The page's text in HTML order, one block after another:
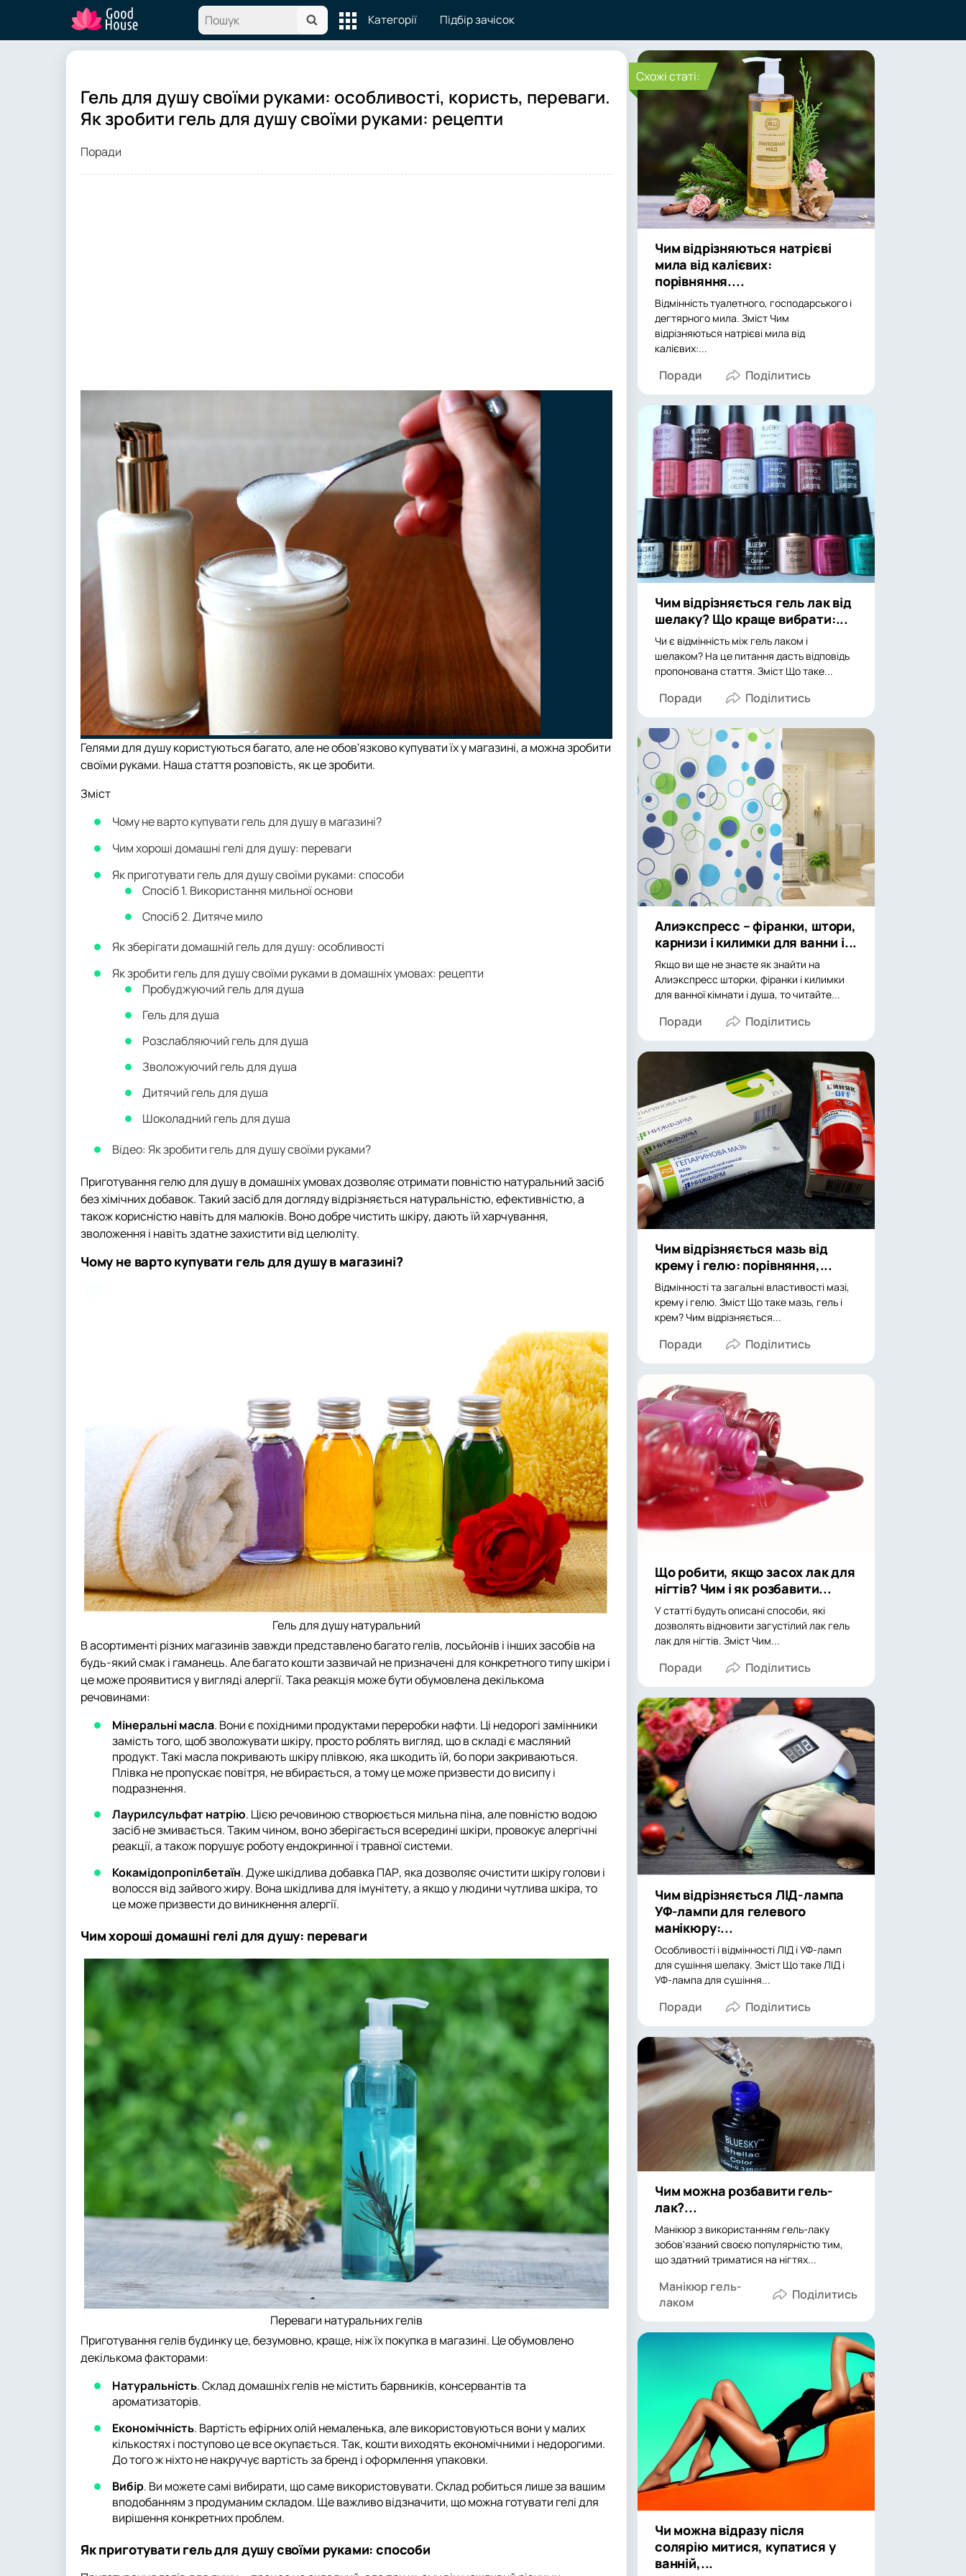
Категорії Підбір зачісок
Гель для душу своїми руками: особливості, користь, переваги.
Як зробити гель для душу своїми руками: рецепти
Поради
Гелями для душу користуються багато, але не обов'язково купувати їх у магазині, а можна зробити
своїми руками. Наша стаття розповість, як це зробити.
Зміст
Чому не варто купувати гель для душу в магазині?
Чим хороші домашні гелі для душу: переваги
Як приготувати гель для душу своїми руками: способи
Спосіб 1. Використання мильної основи
Спосіб 2. Дитяче мило
Як зберігати домашній гель для душу: особливості
Як зробити гель для душу своїми руками в домашніх умовах: рецепти
Пробуджуючий гель для душа
Гель для душа
Розслабляючий гель для душа
Зволожуючий гель для душа
Дитячий гель для душа
Шоколадний гель для душа
Відео: Як зробити гель для душу своїми руками?
Приготування гелю для душу в домашніх умовах дозволяє отримати повністю натуральний засіб
без хімічних добавок. Такий засіб для догляду відрізняється натуральністю, ефективністю, а
також корисністю навіть для малюків. Воно добре чистить шкіру, дають їй харчування,
зволоження і навіть здатне захистити від целюліту.
Чому не варто купувати гель для душу в магазині?
Гель для душу натуральний
В асортименті різних магазинів завжди представлено багато гелів, лосьйонів і інших засобів на
будь-який смак і гаманець. Але багато кошти зазвичай не призначені для конкретного типу шкіри і
це може проявитися у вигляді алергії. Така реакція може бути обумовлена декількома
речовинами:
Мінеральні масла. Вони є похідними продуктами переробки нафти. Ці недорогі замінники
замість того, щоб зволожувати шкіру, просто роблять вигляд, що в складі є масляний
продукт. Такі масла покривають шкіру плівкою, яка шкодить їй, бо пори закриваються.
Плівка не пропускає повітря, не вбирається, а тому це може призвести до висипу і
подразнення.
Лаурилсульфат натрію. Цією речовиною створюється мильна піна, але повністю водою
засіб не змивається. Таким чином, воно зберігається всередині шкіри, провокує алергічні
реакції, а також порушує роботу ендокринної і травної системи.
Кокамідопропілбетаїн. Дуже шкідлива добавка ПАР, яка дозволяє очистити шкіру голови і
волосся від зайвого жиру. Вона шкідлива для імунітету, а якщо у людини чутлива шкіра, то
це може призвести до виникнення алергії.
Чим хороші домашні гелі для душу: переваги
Переваги натуральних гелів
Приготування гелів будинку це, безумовно, краще, ніж їх покупка в магазині. Це обумовлено
декількома факторами:
Натуральність. Склад домашніх гелів не містить барвників, консервантів та
ароматизаторів.
Економічність. Вартість ефірних олій немаленька, але використовуються вони у малих
кількостях і поступово це все окупається. Так, кошти виходять економічними і недорогими.
До того ж ніхто не накручує вартість за бренд і оформлення упаковки.
Вибір. Ви можете самі вибирати, що саме використовувати. Склад робиться лише за вашим
вподобанням з продуманим складом. Ще важливо відзначити, що можна готувати гелі для
вирішення конкретних проблем.
Як приготувати гель для душу своїми руками: способи
Cхожі статі:
Чим відрізняються натрієві
мила від калієвих:
порівняння....
Відмінність туалетного, господарського і
дегтярного мила. Зміст Чим
відрізняються натрієві мила від
калієвих:...
Поради
Чим відрізняється гель лак від
шелаку? Що краще вибрати:...
Чи є відмінність між гель лаком і
шелаком? На це питання дасть відповідь
пропонована стаття. Зміст Що таке...
Поради
Алиэкспресс – фіранки, штори,
карнизи і килимки для ванни і...
Якщо ви ще не знаєте як знайти на
Алиэкспресс шторки, фіранки і килимки
для ванної кімнати і душа, то читайте...
Поради
Чим відрізняється мазь від
крему і гелю: порівняння,...
Відмінності та загальні властивості мазі,
крему і гелю. Зміст Що таке мазь, гель і
крем? Чим відрізняється...
Поради
Що робити, якщо засох лак для
нігтів? Чим і як розбавити...
У статті будуть описані способи, які
дозволять відновити загустілий лак гель
лак для нігтів. Зміст Чим...
Поради
Чим відрізняється ЛІД-лампа
УФ-лампи для гелевого
манікюру:...
Особливості і відмінності ЛІД і УФ-ламп
для сушіння шелаку. Зміст Що таке ЛІД і
УФ-лампа для сушіння...
Поради
Чим можна розбавити гель-
лак?...
Манікюр з використанням гель-лаку
зобов'язаний своєю популярністю тим,
що здатний триматися на нігтях...
Манікюр гель-
лаком
Чи можна відразу після
солярію митися, купатися у
ванній,...